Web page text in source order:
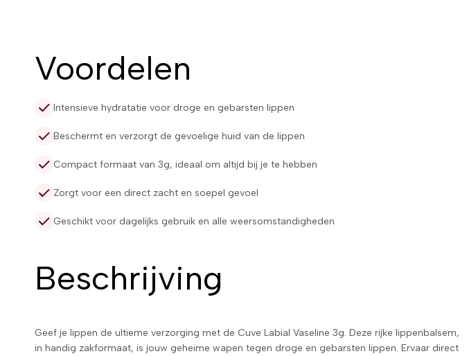
Voordelen
Intensieve hydratatie voor droge en gebarsten lippen
Beschermt en verzorgt de gevoelige huid van de lippen
Compact formaat van 3g, ideaal om altijd bij je te hebben
Zorgt voor een direct zacht en soepel gevoel
Geschikt voor dagelijks gebruik en alle weersomstandigheden
Beschrijving
Geef je lippen de ultieme verzorging met de Cuve Labial Vaseline 3g. Deze rijke lippenbalsem,
in handig zakformaat, is jouw geheime wapen tegen droge en gebarsten lippen. Ervaar direct